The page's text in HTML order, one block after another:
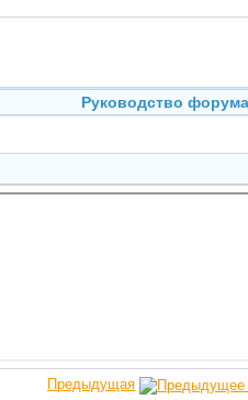
Руководство форума
Предыдущая